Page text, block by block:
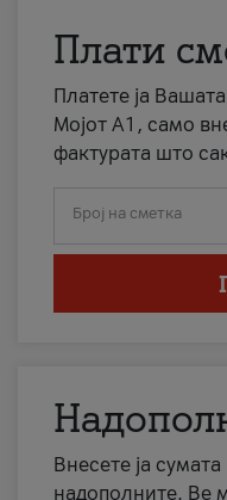
Плати
Платете ја
Мојот А1, само
фактурата што
Број на сметка
Внесете ја сумата
надополните. Ве